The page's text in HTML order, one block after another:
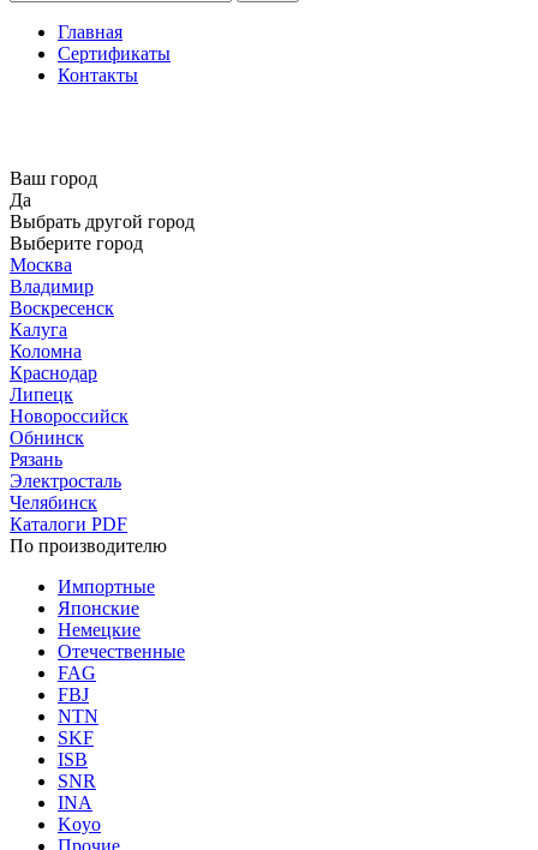
Главная
Сертификаты
Контакты
Ваш город
Да
Выбрать другой город
Выберите город
Москва
Владимир
Воскресенск
Калуга
Коломна
Краснодар
Липецк
Новороссийск
Обнинск
Рязань
Электросталь
Челябинск
Каталоги PDF
По производителю
Импортные
Японские
Немецкие
Отечественные
FAG
FBJ
NTN
SKF
ISB
SNR
INA
Koyo
Прочие